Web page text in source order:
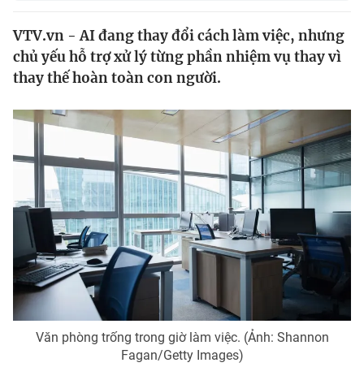
Thế giới
Thế giới đó đây
Câu chuyện quốc tế
Kinh tế
Tài chính
Thị trường
Góc doanh nghiệp
Dữ liệu và đời sống
Truyền hình
Phim VTV
Hậu trường
Nhân vật
Khán giả
Giải trí
Điện ảnh
Âm nhạc
Đời sống
Du lịch
Giáo dục
VTV.vn - AI đang thay đổi cách làm việc, nhưng
chủ yếu hỗ trợ xử lý từng phần nhiệm vụ thay vì
thay thế hoàn toàn con người.
Văn phòng trống trong giờ làm việc. (Ảnh: Shannon
Fagan/Getty Images)